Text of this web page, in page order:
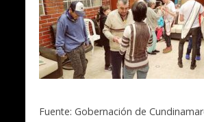
Fuente: Gobernación de